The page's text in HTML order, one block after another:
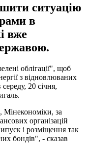
ситуацію
в
вже
облігації", щоб
з відновлюваних
20 січня,
за
організацій
і розміщення так
бондів", - сказав